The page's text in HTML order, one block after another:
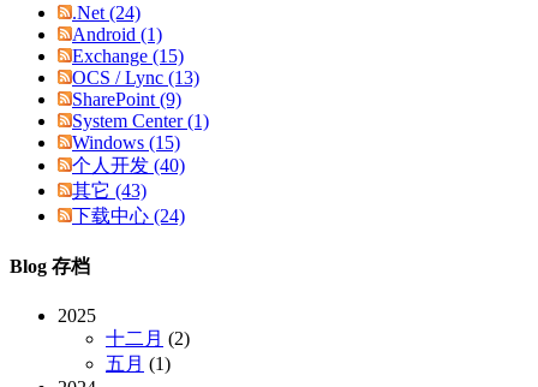
.Net (24)
Android (1)
Exchange (15)
OCS / Lync (13)
SharePoint (9)
System Center (1)
Windows (15)
个人开发 (40)
其它 (43)
下载中心 (24)
Blog 存档
2025
十二月 (2)
五月 (1)